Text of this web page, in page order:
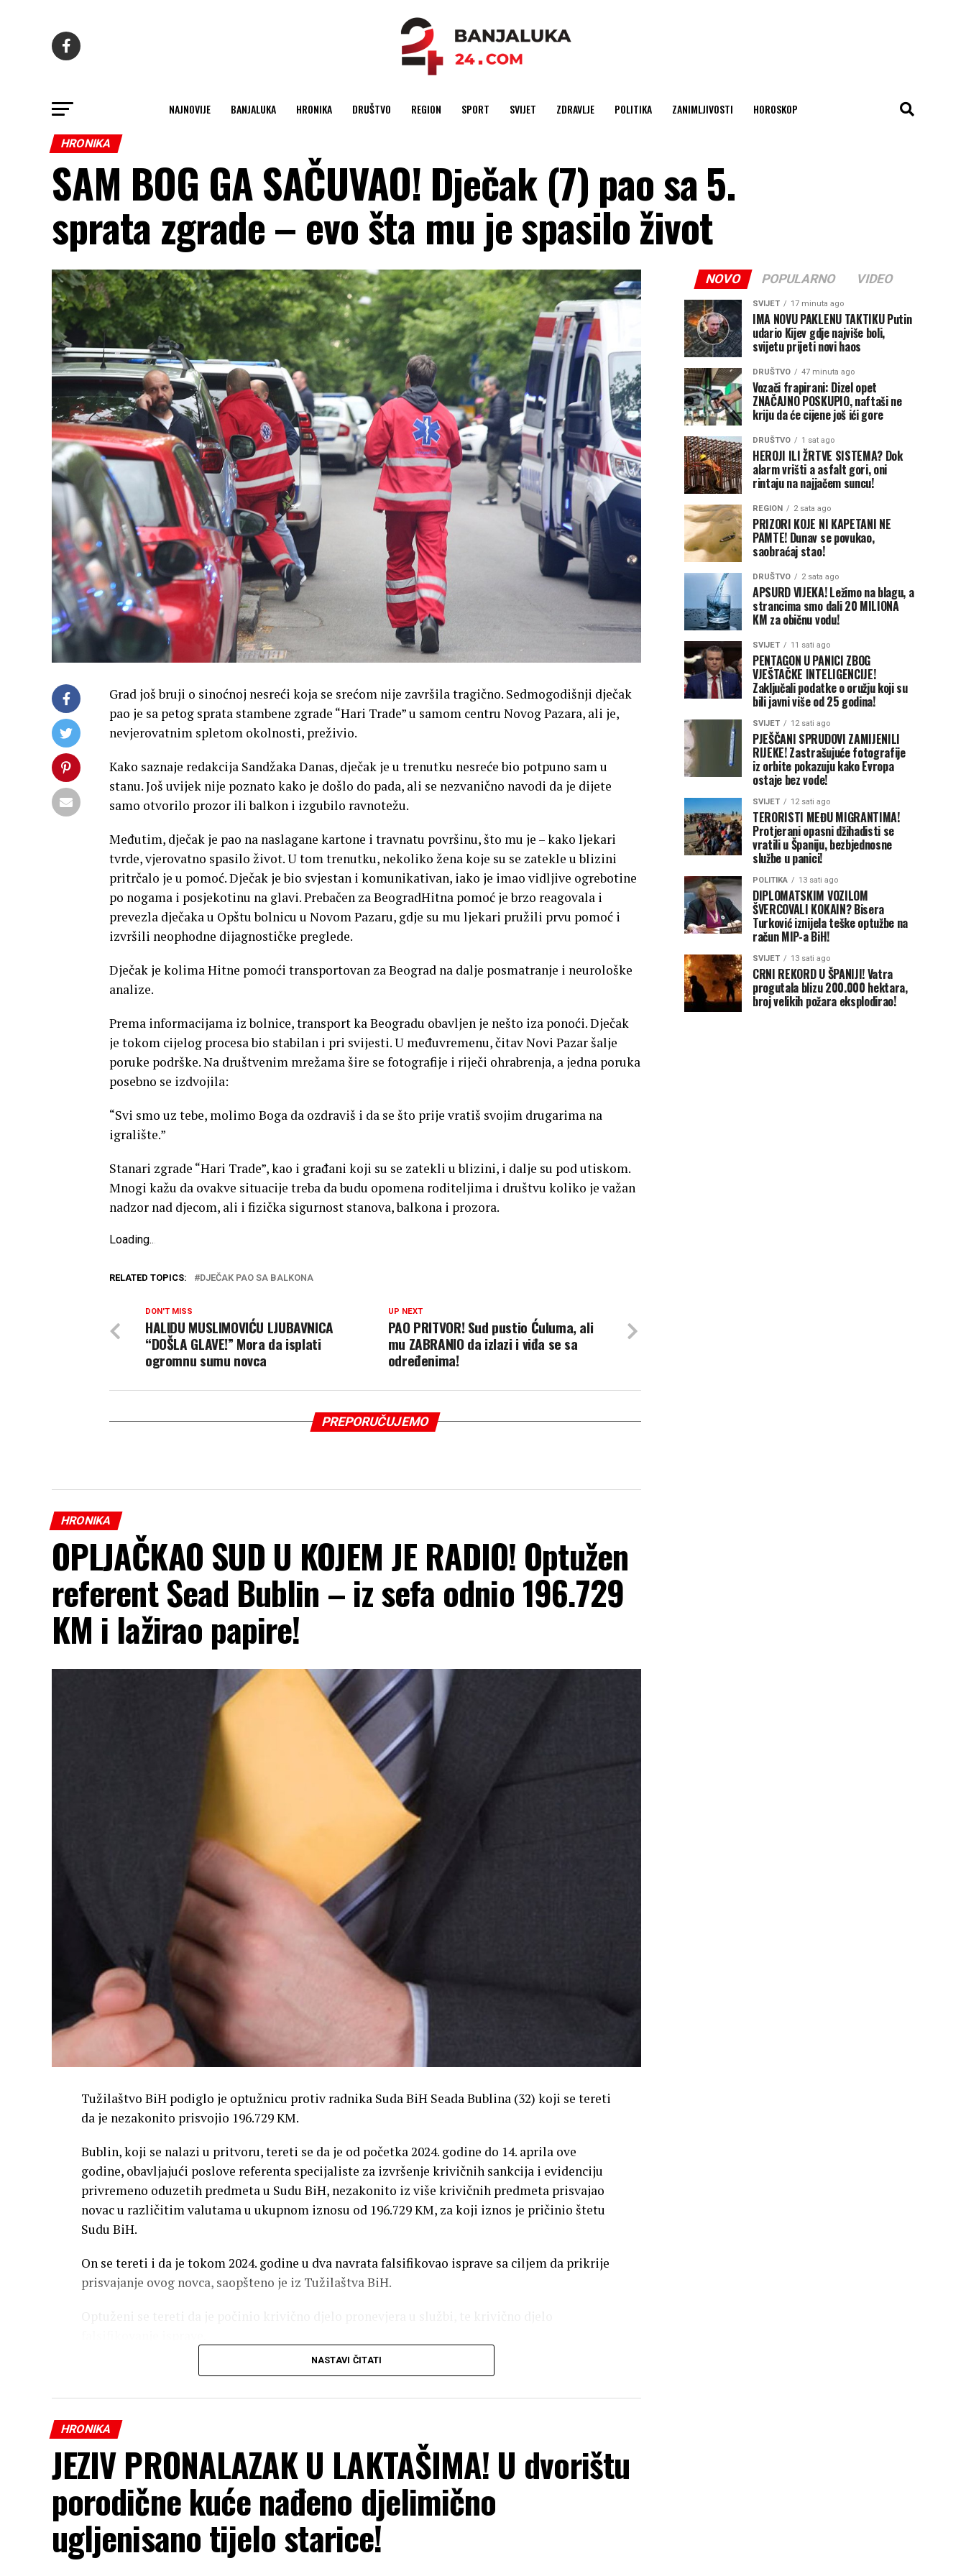
NAJNOVIJE BANJALUKA HRONIKA DRUŠTVO REGION SPORT SVIJET ZDRAVLJE POLITIKA ZANIMLJIVOSTI HOROSKOP
HRONIKA
SAM BOG GA SAČUVAO! Dječak (7) pao sa 5.
sprata zgrade – evo šta mu je spasilo život
Grad još bruji o sinoćnoj nesreći koja se srećom nije završila tragično. Sedmogodišnji dječak
pao je sa petog sprata stambene zgrade “Hari Trade” u samom centru Novog Pazara, ali je,
nevjerovatnim spletom okolnosti, preživio.
Kako saznaje redakcija Sandžaka Danas, dječak je u trenutku nesreće bio potpuno sam u
stanu. Još uvijek nije poznato kako je došlo do pada, ali se nezvanično navodi da je dijete
samo otvorilo prozor ili balkon i izgubilo ravnotežu.
Međutim, dječak je pao na naslagane kartone i travnatu površinu, što mu je – kako ljekari
tvrde, vjerovatno spasilo život. U tom trenutku, nekoliko žena koje su se zatekle u blizini
pritrčalo je u pomoć. Dječak je bio svjestan i komunikativan, iako je imao vidljive ogrebotine
po nogama i posjekotinu na glavi. Prebačen za BeogradHitna pomoć je brzo reagovala i
prevezla dječaka u Opštu bolnicu u Novom Pazaru, gdje su mu ljekari pružili prvu pomoć i
izvršili neophodne dijagnostičke preglede.
Dječak je kolima Hitne pomoći transportovan za Beograd na dalje posmatranje i neurološke
analize.
Prema informacijama iz bolnice, transport ka Beogradu obavljen je nešto iza ponoći. Dječak
je tokom cijelog procesa bio stabilan i pri svijesti. U međuvremenu, čitav Novi Pazar šalje
poruke podrške. Na društvenim mrežama šire se fotografije i riječi ohrabrenja, a jedna poruka
posebno se izdvojila:
“Svi smo uz tebe, molimo Boga da ozdraviš i da se što prije vratiš svojim drugarima na
igralište.”
Stanari zgrade “Hari Trade”, kao i građani koji su se zatekli u blizini, i dalje su pod utiskom.
Mnogi kažu da ovakve situacije treba da budu opomena roditeljima i društvu koliko je važan
nadzor nad djecom, ali i fizička sigurnost stanova, balkona i prozora.
Loading..
RELATED TOPICS: DJEČAK PAO SA BALKONA
UP NEXT
PAO PRITVOR! Sud pustio Ćuluma, ali
mu ZABRANIO da izlazi i viđa se sa
određenima!
DON'T MISS
HALIDU MUSLIMOVIĆU LJUBAVNICA
“DOŠLA GLAVE!” Mora da isplati
ogromnu sumu novca
PREPORUČUJEMO
HRONIKA
OPLJAČKAO SUD U KOJEM JE RADIO! Optužen
referent Sead Bublin – iz sefa odnio 196.729
KM i lažirao papire!
Tužilaštvo BiH podiglo je optužnicu protiv radnika Suda BiH Seada Bublina (32) koji se tereti
da je nezakonito prisvojio 196.729 KM.
Bublin, koji se nalazi u pritvoru, tereti se da je od početka 2024. godine do 14. aprila ove
godine, obavljajući poslove referenta specijaliste za izvršenje krivičnih sankcija i evidenciju
privremeno oduzetih predmeta u Sudu BiH, nezakonito iz više krivičnih predmeta prisvajao
novac u različitim valutama u ukupnom iznosu od 196.729 KM, za koji iznos je pričinio štetu
Sudu BiH.
On se tereti i da je tokom 2024. godine u dva navrata falsifikovao isprave sa ciljem da prikrije
prisvajanje ovog novca, saopšteno je iz Tužilaštva BiH.
NASTAVI ČITATI
HRONIKA
JEZIV PRONALAZAK U LAKTAŠIMA! U dvorištu
porodične kuće nađeno djelimično
ugljenisano tijelo starice!
NOVO POPULARNO VIDEO
SVIJET 17 minuta ago
IMA NOVU PAKLENU TAKTIKU Putin
udario Kijev gdje najviše boli,
svijetu prijeti novi haos
DRUŠTVO 47 minuta ago
Vozači frapirani: Dizel opet
ZNAČAJNO POSKUPIO, naftaši ne
kriju da će cijene još ići gore
DRUŠTVO 1 sat ago
HEROJI ILI ŽRTVE SISTEMA? Dok
alarm vrišti a asfalt gori, oni
rintaju na najjačem suncu!
REGION 2 sata ago
PRIZORI KOJE NI KAPETANI NE
PAMTE! Dunav se povukao,
saobraćaj stao!
DRUŠTVO 2 sata ago
APSURD VIJEKA! Ležimo na blagu, a
strancima smo dali 20 MILIONA
KM za običnu vodu!
SVIJET 11 sati ago
PENTAGON U PANICI ZBOG
VJEŠTAČKE INTELIGENCIJE!
Zaključali podatke o oružju koji su
bili javni više od 25 godina!
SVIJET 12 sati ago
PJEŠČANI SPRUDOVI ZAMIJENILI
RIJEKE! Zastrašujuće fotografije
iz orbite pokazuju kako Evropa
ostaje bez vode!
SVIJET 12 sati ago
TERORISTI MEĐU MIGRANTIMA!
Protjerani opasni džihadisti se
vratili u Španiju, bezbjednosne
službe u panici!
POLITIKA 13 sati ago
DIPLOMATSKIM VOZILOM
ŠVERCOVALI KOKAIN? Bisera
Turković iznijela teške optužbe na
račun MIP-a BiH!
SVIJET 13 sati ago
CRNI REKORD U ŠPANIJI! Vatra
progutala blizu 200.000 hektara,
broj velikih požara eksplodirao!